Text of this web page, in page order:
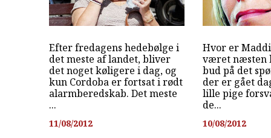
Efter fredagens hedebølge i
det meste af landet, bliver
det noget køligere i dag, og
kun Cordoba er fortsat i rødt
alarmberedskab. Det meste
...
11/08/2012
Hvor er
været næsten
bud på det
der er gået
lille pige
de...
10/08/2012